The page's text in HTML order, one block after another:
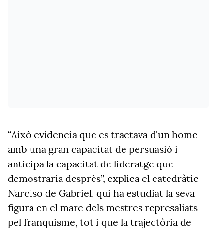
“Això evidencia que es tractava d'un home
amb una gran capacitat de persuasió i
anticipa la capacitat de lideratge que
demostraria després”, explica el catedràtic
Narciso de Gabriel, qui ha estudiat la seva
figura en el marc dels mestres represaliats
pel franquisme, tot i que la trajectòria de